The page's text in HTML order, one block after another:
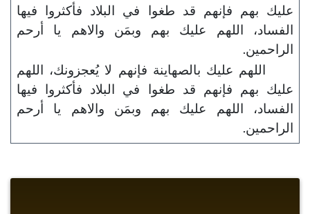
عليك بهم فإنهم قد طغوا في البلاد فأكثروا فيها
الفساد، اللهم عليك بهم وبمَن والاهم يا أرحم
الراحمين.
اللهم عليك بالصهاينة فإنهم لا يُعجزونك، اللهم
عليك بهم فإنهم قد طغوا في البلاد فأكثروا فيها
الفساد، اللهم عليك بهم وبمَن والاهم يا أرحم
الراحمين.